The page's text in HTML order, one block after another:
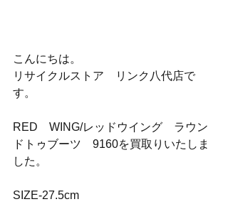
こんにちは。
リサイクルストア　リンク八代店で
す。
RED　WING/レッドウイング　ラウン
ドトゥブーツ　9160を買取りいたしま
した。
SIZE-27.5cm